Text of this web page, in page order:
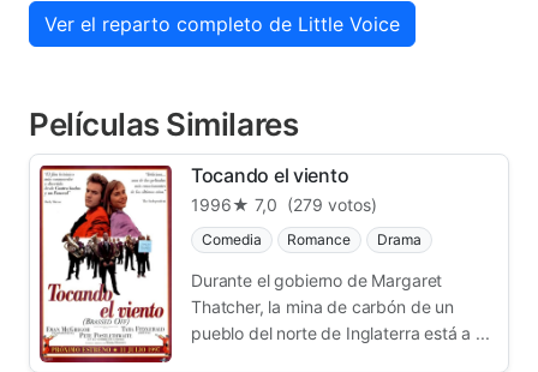
Ver el reparto completo de Little Voice
Películas Similares
Tocando el viento
1996★ 7,0 (279 votos)
Comedia Romance Drama
Durante el gobierno de Margaret
Thatcher, la mina de carbón de un
pueblo del norte de Inglaterra está a ...